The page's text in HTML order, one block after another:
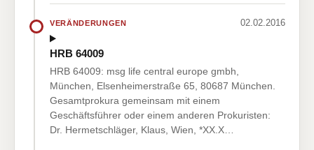
VERÄNDERUNGEN 02.02.2016
HRB 64009
HRB 64009: msg life central europe gmbh,
München, Elsenheimerstraße 65, 80687 München.
Gesamtprokura gemeinsam mit einem
Geschäftsführer oder einem anderen Prokuristen:
Dr. Hermetschläger, Klaus, Wien, *XX.X…